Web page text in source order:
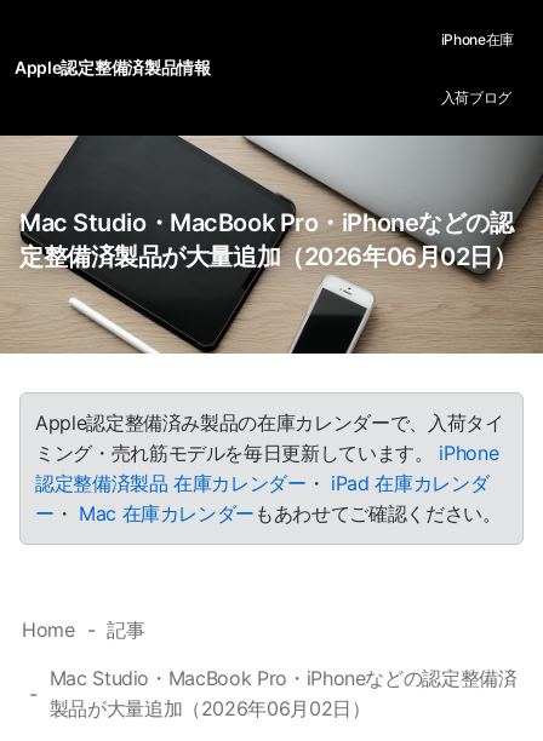
Apple認定整備済製品情報
iPhone在庫
入荷ブログ
Mac Studio・MacBook Pro・iPhoneなどの認
定整備済製品が大量追加（2026年06月02日）
Apple認定整備済み製品の在庫カレンダーで、入荷タイ
ミング・売れ筋モデルを毎日更新しています。 iPhone
認定整備済製品 在庫カレンダー ・ iPad 在庫カレンダ
ー ・ Mac 在庫カレンダー もあわせてご確認ください。
Home 記事
Mac Studio・MacBook Pro・iPhoneなどの認定整備済
製品が大量追加（2026年06月02日）